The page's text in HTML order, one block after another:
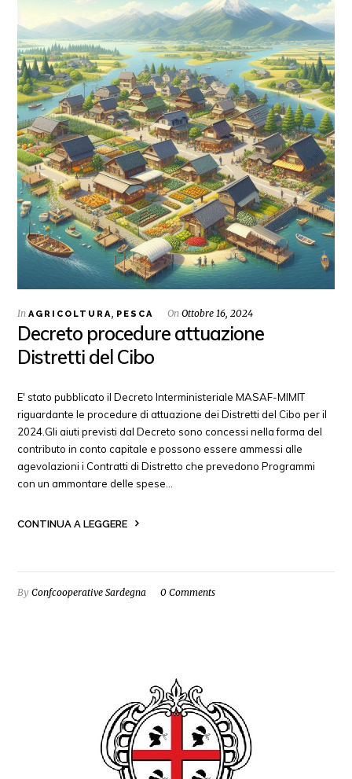
InAGRICOLTURA, PESCA OnOttobre 16, 2024
Decreto procedure attuazione
Distretti del Cibo
E' stato pubblicato il Decreto Interministeriale MASAF-MIMIT
riguardante le procedure di attuazione dei Distretti del Cibo per il
2024.Gli aiuti previsti dal Decreto sono concessi nella forma del
contributo in conto capitale e possono essere ammessi alle
agevolazioni i Contratti di Distretto che prevedono Programmi
con un ammontare delle spese…
CONTINUA A LEGGERE
ByConfcooperative Sardegna 0 Comments